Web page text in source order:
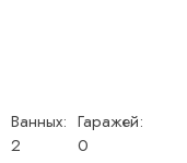
Ванных:
2
Гаражей:
0